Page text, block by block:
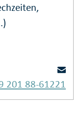
201 88-61221